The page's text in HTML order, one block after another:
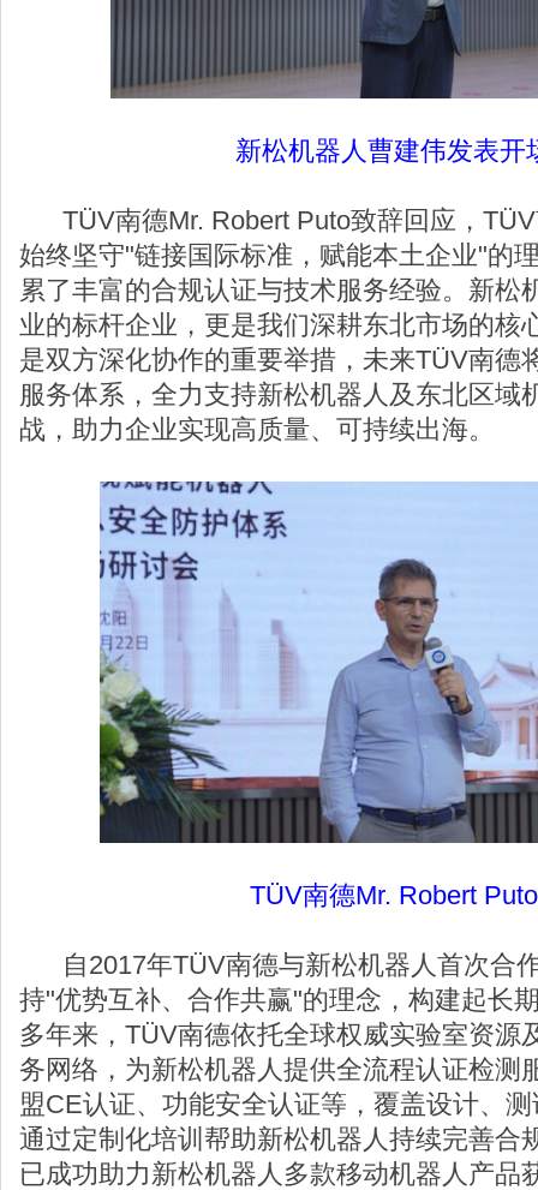
新松机器人曹建伟发表开
TÜV南德Mr. Robert Puto致辞回应，
始终坚守"链接国际标准，赋能本土企业"的
累了丰富的合规认证与技术服务经验。新松
业的标杆企业，更是我们深耕东北市场的核
是双方深化协作的重要举措，未来TÜV南德
服务体系，全力支持新松机器人及东北区域
战，助力企业实现高质量、可持续出海。
TÜV南德Mr. Robert
自2017年TÜV南德与新松机器人首次合
持"优势互补、合作共赢"的理念，构建起长
多年来，TÜV南德依托全球权威实验室资源
务网络，为新松机器人提供全流程认证检测
盟CE认证、功能安全认证等，覆盖设计、
通过定制化培训帮助新松机器人持续完善合
已成功助力新松机器人多款移动机器人产品